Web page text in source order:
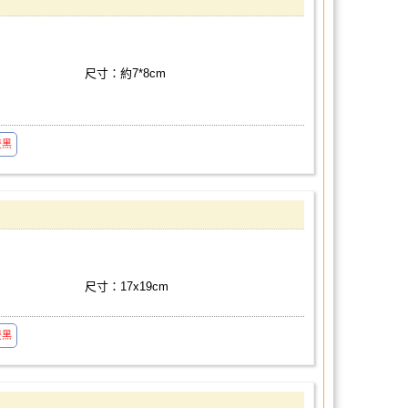
尺寸：約7*8cm
黑
尺寸：17x19cm
黑